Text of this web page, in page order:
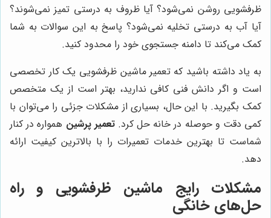
ظرفشویی روشن نمی‌شود؟ آیا ظروف به درستی تمیز نمی‌شوند؟
آیا آب به درستی تخلیه نمی‌شود؟ پاسخ به این سوالات به شما
کمک می‌کند تا دامنه جستجوی خود را محدود کنید.
به یاد داشته باشید که تعمیر ماشین ظرفشویی یک کار تخصصی
است و اگر دانش فنی کافی ندارید، بهتر است از یک متخصص
کمک بگیرید. با این حال، بسیاری از مشکلات جزئی را می‌توان با
کمی دقت و حوصله در خانه حل کرد.تعمیر پرشین همواره در کنار
شماست تا بهترین خدمات تعمیرات را با بالاترین کیفیت ارائه
دهد.
مشکلات رایج ماشین ظرفشویی و راه
حل‌های خانگی